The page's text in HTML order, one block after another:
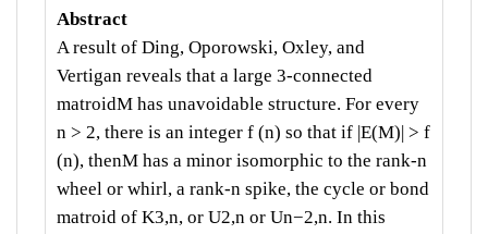
Abstract
A result of Ding, Oporowski, Oxley, and
Vertigan reveals that a large 3-connected
matroidM has unavoidable structure. For every
n > 2, there is an integer f (n) so that if |E(M)| > f
(n), thenM has a minor isomorphic to the rank-n
wheel or whirl, a rank-n spike, the cycle or bond
matroid of K3,n, or U2,n or Un−2,n. In this